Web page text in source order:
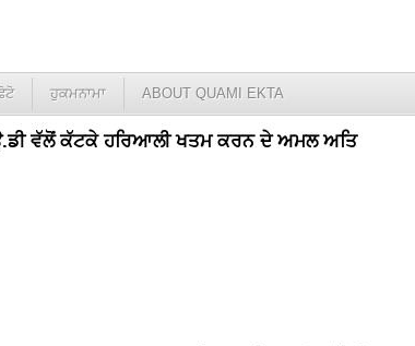
ਹੁਕਮਨਾਮਾ ABOUT QUAMI EKTA
ਵੱਲੋਂ ਕੱਟਕੇ ਹਰਿਆਲੀ ਖਤਮ ਕਰਨ ਦੇ ਅਮਲ ਅਤਿ